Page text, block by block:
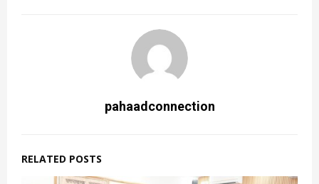
pahaadconnection
RELATED POSTS